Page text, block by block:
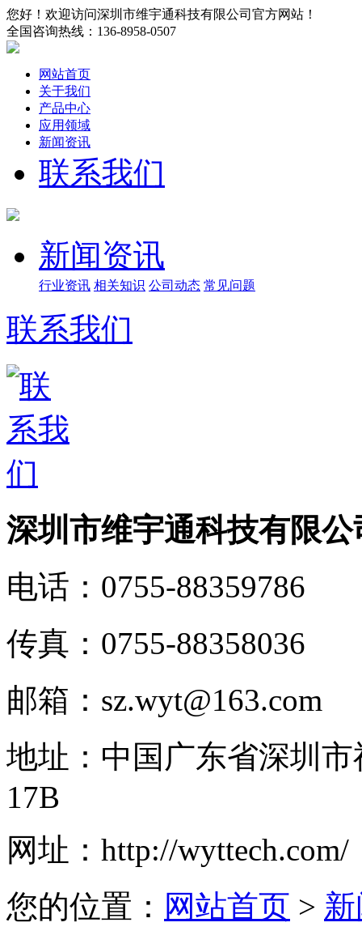
您好！欢迎访问深圳市维宇通科技有限公司官方网站！
全国咨询热线： 136-8958-0507
网站首页
关于我们
产品中心
应用领域
新闻资讯
联系我们
新闻资讯
行业资讯 相关知识 公司动态 常见问题
联系我们
深圳市维宇通科技有限公
电话： 0755-88359786
传真： 0755-88358036
邮箱： sz.wyt@163.com
地址： 中国广东省深圳
17B
网址： http://wyttech.com/
您的位置： 网站首页 >